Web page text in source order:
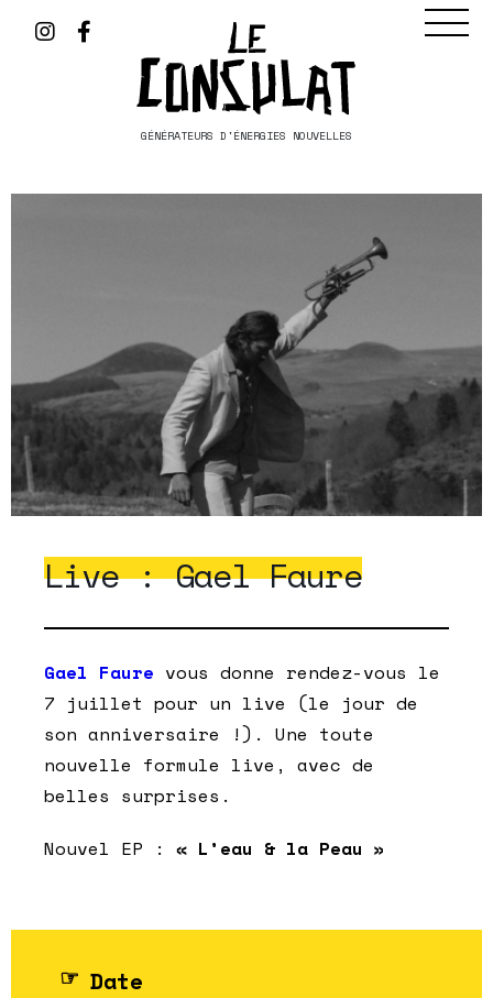
GÉNÉRATEURS D'ÉNERGIES NOUVELLES
Live : Gael Faure
Gael Faure vous donne rendez-vous le
7 juillet pour un live (le jour de
son anniversaire !). Une toute
nouvelle formule live, avec de
belles surprises.
Nouvel EP : « L’eau & la Peau »
Date